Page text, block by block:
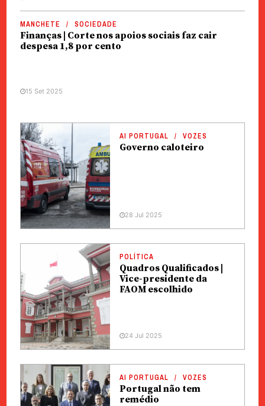
MANCHETE SOCIEDADE
Finanças | Corte nos apoios sociais faz cair
despesa 1,8 por cento
15 Set 2025
AI PORTUGAL VOZES
Governo caloteiro
28 Jul 2025
POLÍTICA
Quadros Qualificados |
Vice-presidente da
FAOM escolhido
24 Jul 2025
AI PORTUGAL VOZES
Portugal não tem
remédio